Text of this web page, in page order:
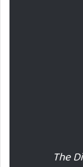
The